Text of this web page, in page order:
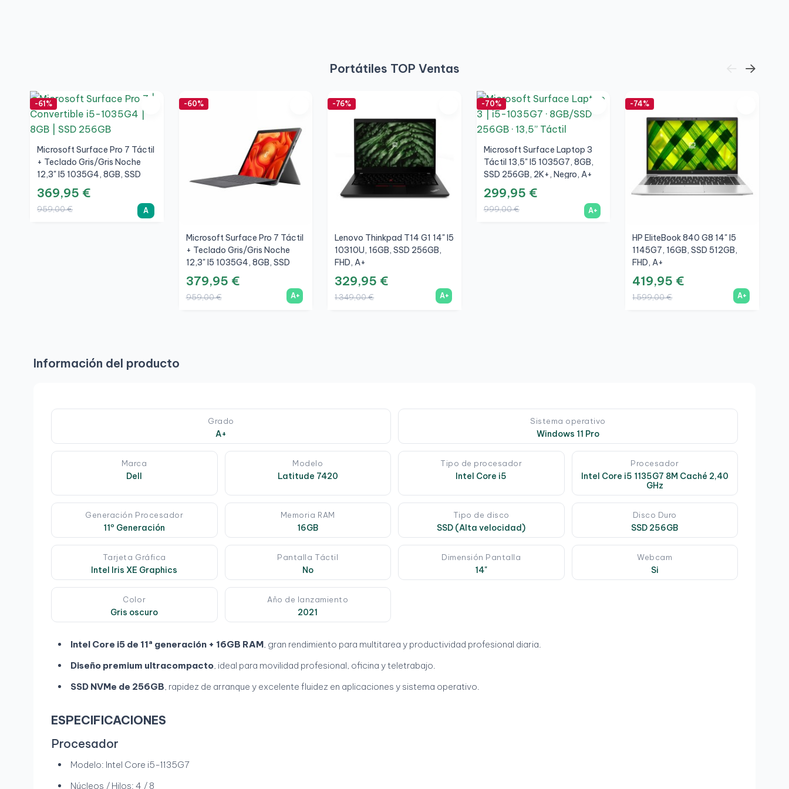
Portátiles TOP Ventas
-61%
Microsoft Surface Pro 7 Táctil
+ Teclado Gris/Gris Noche
12,3" I5 1035G4, 8GB, SSD
256GB, 3K, A
369,95 €
959,00 € A
-60%
Microsoft Surface Pro 7 Táctil
+ Teclado Gris/Gris Noche
12,3" I5 1035G4, 8GB, SSD
256GB, 3K, A+
379,95 €
959,00 € A+
-76%
Lenovo Thinkpad T14 G1 14" I5
10310U, 16GB, SSD 256GB,
FHD, A+
329,95 €
1.349,00 € A+
-70%
Microsoft Surface Laptop 3
Táctil 13,5" I5 1035G7, 8GB,
SSD 256GB, 2K+, Negro, A+
299,95 €
999,00 € A+
-74%
HP EliteBook 840 G8 14" I5
1145G7, 16GB, SSD 512GB,
FHD, A+
419,95 €
1.599,00 € A+
Información del producto
Grado
A+
Sistema operativo
Windows 11 Pro
Marca
Dell
Modelo
Latitude 7420
Tipo de procesador
Intel Core i5
Procesador
Intel Core i5 1135G7 8M Caché 2,40
GHz
Generación Procesador
11º Generación
Memoria RAM
16GB
Tipo de disco
SSD (Alta velocidad)
Disco Duro
SSD 256GB
Tarjeta Gráfica
Intel Iris XE Graphics
Pantalla Táctil
No
Dimensión Pantalla
14"
Webcam
Si
Color
Gris oscuro
Año de lanzamiento
2021
Intel Core i5 de 11ª generación + 16GB RAM, gran rendimiento para multitarea y productividad profesional diaria.
Diseño premium ultracompacto, ideal para movilidad profesional, oficina y teletrabajo.
SSD NVMe de 256GB, rapidez de arranque y excelente fluidez en aplicaciones y sistema operativo.
ESPECIFICACIONES
Procesador
Modelo: Intel Core i5-1135G7
Núcleos / Hilos: 4 / 8